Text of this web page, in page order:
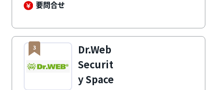
要問合せ
3
Dr.Web
Securit
y Space